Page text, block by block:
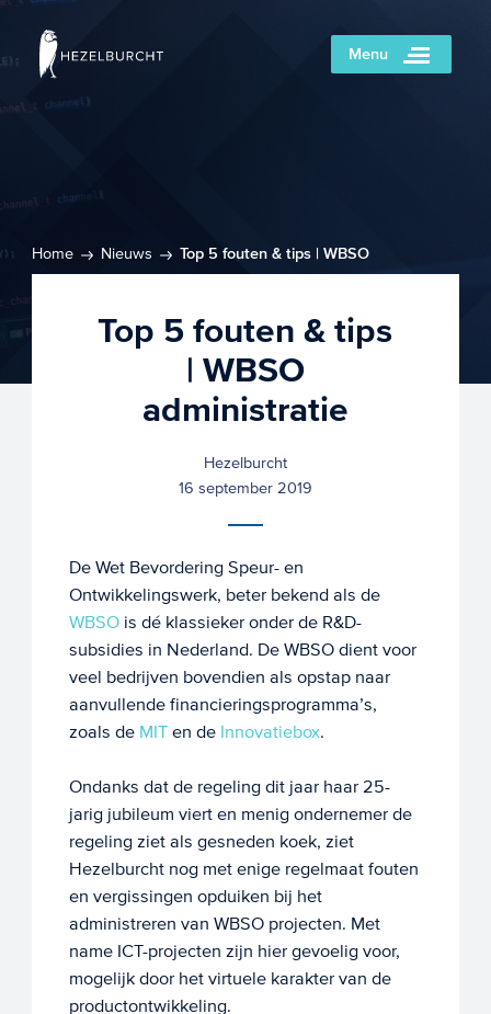
Menu
Home Nieuws
Top 5 fouten & tips | WBSO
Top 5 fouten & tips
| WBSO
administratie
Hezelburcht
16 september 2019
De Wet Bevordering Speur- en
Ontwikkelingswerk, beter bekend als de
WBSOis dé klassieker onder de R&D-
subsidies in Nederland. De WBSO dient voor
veel bedrijven bovendien als opstap naar
aanvullende financieringsprogramma’s,
zoals de MITen de Innovatiebox.
Ondanks dat de regeling dit jaar haar 25-
jarig jubileum viert en menig ondernemer de
regeling ziet als gesneden koek, ziet
Hezelburcht nog met enige regelmaat fouten
en vergissingen opduiken bij het
administreren van WBSO projecten. Met
name ICT-projecten zijn hier gevoelig voor,
mogelijk door het virtuele karakter van de
productontwikkeling.